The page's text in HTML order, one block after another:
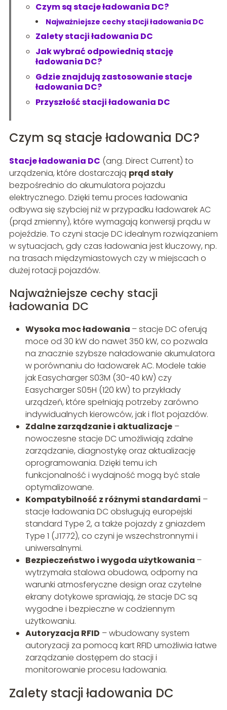
Czym są stacje ładowania DC?
Najważniejsze cechy stacji ładowania DC
Zalety stacji ładowania DC
Jak wybrać odpowiednią stację
ładowania DC?
Gdzie znajdują zastosowanie stacje
ładowania DC?
Przyszłość stacji ładowania DC
Czym są stacje ładowania DC?
Stacje ładowania DC (ang. Direct Current) to
urządzenia, które dostarczają prąd stały
bezpośrednio do akumulatora pojazdu
elektrycznego. Dzięki temu proces ładowania
odbywa się szybciej niż w przypadku ładowarek AC
(prąd zmienny), które wymagają konwersji prądu w
pojeździe. To czyni stacje DC idealnym rozwiązaniem
w sytuacjach, gdy czas ładowania jest kluczowy, np.
na trasach międzymiastowych czy w miejscach o
dużej rotacji pojazdów.
Najważniejsze cechy stacji
ładowania DC
Wysoka moc ładowania – stacje DC oferują
moce od 30 kW do nawet 350 kW, co pozwala
na znacznie szybsze naładowanie akumulatora
w porównaniu do ładowarek AC. Modele takie
jak Easycharger S03M (30-40 kW) czy
Easycharger S05H (120 kW) to przykłady
urządzeń, które spełniają potrzeby zarówno
indywidualnych kierowców, jak i flot pojazdów.
Zdalne zarządzanie i aktualizacje–
nowoczesne stacje DC umożliwiają zdalne
zarządzanie, diagnostykę oraz aktualizację
oprogramowania. Dzięki temu ich
funkcjonalność i wydajność mogą być stale
optymalizowane.
Kompatybilność z różnymi standardami –
stacje ładowania DC obsługują europejski
standard Type 2, a także pojazdy z gniazdem
Type 1 (J1772), co czyni je wszechstronnymi i
uniwersalnymi.
Bezpieczeństwo i wygoda użytkowania –
wytrzymała stalowa obudowa, odporny na
warunki atmosferyczne design oraz czytelne
ekrany dotykowe sprawiają, że stacje DC są
wygodne i bezpieczne w codziennym
użytkowaniu.
Autoryzacja RFID – wbudowany system
autoryzacji za pomocą kart RFID umożliwia łatwe
zarządzanie dostępem do stacji i
monitorowanie procesu ładowania.
Zalety stacji ładowania DC